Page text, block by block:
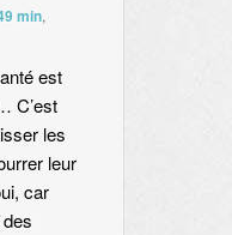
min,
est
C’est
les
leur
car